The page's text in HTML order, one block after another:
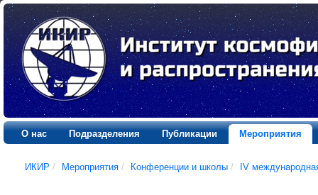
О нас Подразделения Публикации Мероприятия
ИКИР / Мероприятия / Конференции и школы / IV